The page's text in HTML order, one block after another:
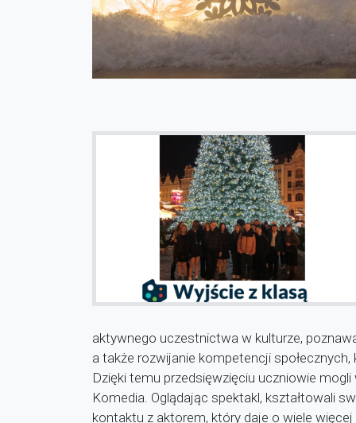
aktywnego uczestnictwa w kulturze,
a także rozwijanie kompetencji
Dzięki temu przedsięwzięciu uczniowie
Komedia. Oglądając spektakl, kształtowali
kontaktu z aktorem, który daje o wiele